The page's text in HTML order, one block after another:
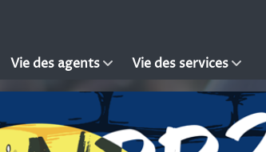
Vie des agents Vie des services